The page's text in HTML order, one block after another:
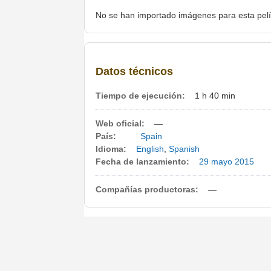
No se han importado imágenes para esta
Datos técnicos
Tiempo de ejecución: 1 h 40 min
Web oficial:
—
País:
Spain
Idioma:
English Spanish
Fecha de lanzamiento:
29 mayo 2015
Compañías productoras: —